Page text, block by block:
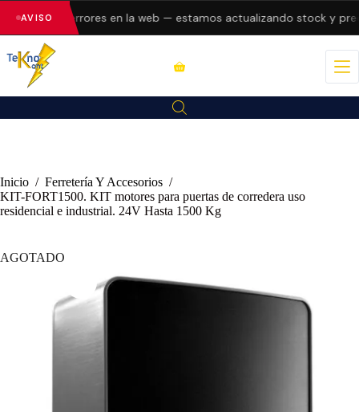
AVISO errores en la web — estamos actualizando stock y
Inicio / Ferretería Y Accesorios /
KIT-FORT1500. KIT motores para puertas de corredera uso
residencial e industrial. 24V Hasta 1500 Kg
AGOTADO